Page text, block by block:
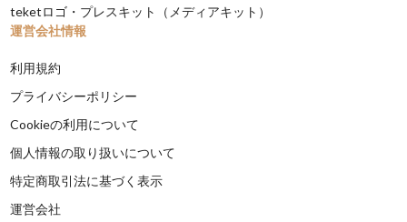
teketロゴ・プレスキット（メディアキット）
運営会社情報
利用規約
プライバシーポリシー
Cookieの利用について
個人情報の取り扱いについて
特定商取引法に基づく表示
運営会社